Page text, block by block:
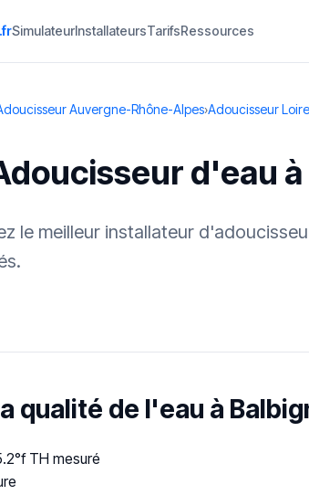
SimulateurInstallateursTarifsRessources
Auvergne-Rhône-Alpes›Adoucisseur Loire
d'eau
le meilleur installateur
qualité de l'eau à
TH mesuré